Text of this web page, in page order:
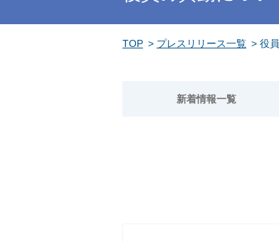
TOP プレスリリース一覧 役
新着情報一覧